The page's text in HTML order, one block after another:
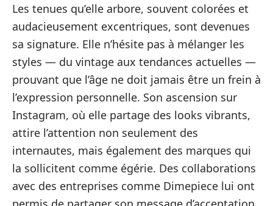
Les tenues qu’elle arbore, souvent colorées et
audacieusement excentriques, sont devenues
sa signature. Elle n’hésite pas à mélanger les
styles — du vintage aux tendances actuelles —
prouvant que l’âge ne doit jamais être un frein à
l’expression personnelle. Son ascension sur
Instagram, où elle partage des looks vibrants,
attire l’attention non seulement des
internautes, mais également des marques qui
la sollicitent comme égérie. Des collaborations
avec des entreprises comme Dimepiece lui ont